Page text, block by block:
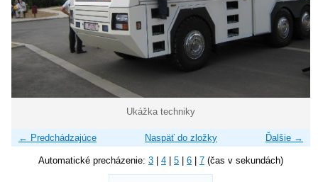
Ukážka techniky
← Predchádzajúce Ďalšie →
Naspäť do zložky
Automatické precházenie: 3 4 5 6 7 (čas v sekundách)